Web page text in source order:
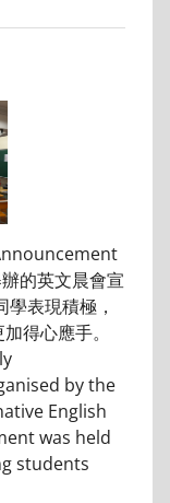
的英文晨會宣
表現積極，
得心應手。
by the
English
was held
students